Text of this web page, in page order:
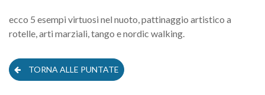
ecco 5 esempi virtuosi nel nuoto, pattinaggio artistico a
rotelle, arti marziali, tango e nordic walking.
TORNA ALLE PUNTATE